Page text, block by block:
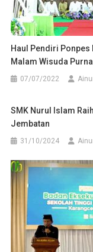
Haul Pendiri
Malam Wisuda
07/07/2022
SMK Nurul Islam
Jembatan
31/10/2024